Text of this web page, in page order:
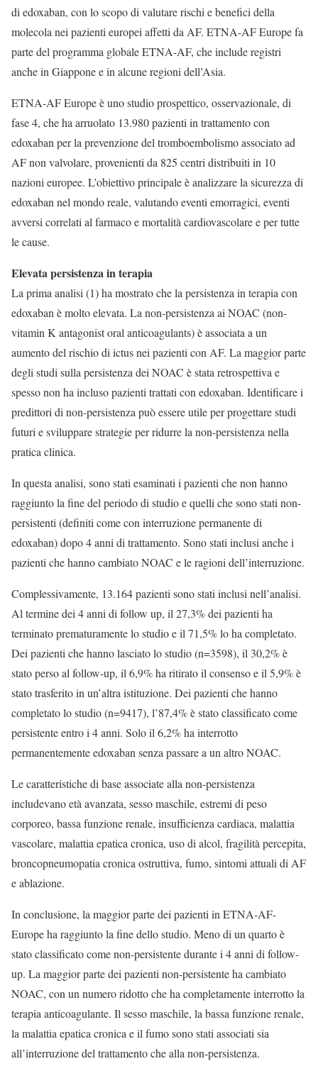
di edoxaban, con lo scopo di valutare rischi e benefici della
molecola nei pazienti europei affetti da AF. ETNA-AF Europe fa
parte del programma globale ETNA-AF, che include registri
anche in Giappone e in alcune regioni dell’Asia.
ETNA-AF Europe è uno studio prospettico, osservazionale, di
fase 4, che ha arruolato 13.980 pazienti in trattamento con
edoxaban per la prevenzione del tromboembolismo associato ad
AF non valvolare, provenienti da 825 centri distribuiti in 10
nazioni europee. L’obiettivo principale è analizzare la sicurezza di
edoxaban nel mondo reale, valutando eventi emorragici, eventi
avversi correlati al farmaco e mortalità cardiovascolare e per tutte
le cause.
Elevata persistenza in terapia
La prima analisi (1) ha mostrato che la persistenza in terapia con
edoxaban è molto elevata. La non-persistenza ai NOAC (non-
vitamin K antagonist oral anticoagulants) è associata a un
aumento del rischio di ictus nei pazienti con AF. La maggior parte
degli studi sulla persistenza dei NOAC è stata retrospettiva e
spesso non ha incluso pazienti trattati con edoxaban. Identificare i
predittori di non-persistenza può essere utile per progettare studi
futuri e sviluppare strategie per ridurre la non-persistenza nella
pratica clinica.
In questa analisi, sono stati esaminati i pazienti che non hanno
raggiunto la fine del periodo di studio e quelli che sono stati non-
persistenti (definiti come con interruzione permanente di
edoxaban) dopo 4 anni di trattamento. Sono stati inclusi anche i
pazienti che hanno cambiato NOAC e le ragioni dell’interruzione.
Complessivamente, 13.164 pazienti sono stati inclusi nell’analisi.
Al termine dei 4 anni di follow up, il 27,3% dei pazienti ha
terminato prematuramente lo studio e il 71,5% lo ha completato.
Dei pazienti che hanno lasciato lo studio (n=3598), il 30,2% è
stato perso al follow-up, il 6,9% ha ritirato il consenso e il 5,9% è
stato trasferito in un’altra istituzione. Dei pazienti che hanno
completato lo studio (n=9417), l’87,4% è stato classificato come
persistente entro i 4 anni. Solo il 6,2% ha interrotto
permanentemente edoxaban senza passare a un altro NOAC.
Le caratteristiche di base associate alla non-persistenza
includevano età avanzata, sesso maschile, estremi di peso
corporeo, bassa funzione renale, insufficienza cardiaca, malattia
vascolare, malattia epatica cronica, uso di alcol, fragilità percepita,
broncopneumopatia cronica ostruttiva, fumo, sintomi attuali di AF
e ablazione.
In conclusione, la maggior parte dei pazienti in ETNA-AF-
Europe ha raggiunto la fine dello studio. Meno di un quarto è
stato classificato come non-persistente durante i 4 anni di follow-
up. La maggior parte dei pazienti non-persistente ha cambiato
NOAC, con un numero ridotto che ha completamente interrotto la
terapia anticoagulante. Il sesso maschile, la bassa funzione renale,
la malattia epatica cronica e il fumo sono stati associati sia
all’interruzione del trattamento che alla non-persistenza.